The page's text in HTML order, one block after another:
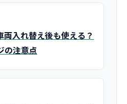
入れ替え後も使える？
の注意点